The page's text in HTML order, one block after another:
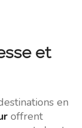
et
en
offrent